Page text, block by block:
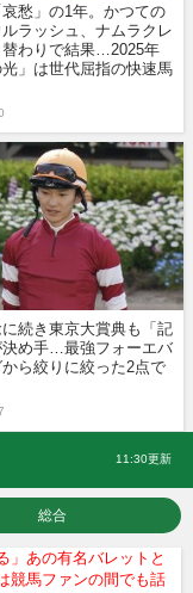
愁」の1年。かつての
ラッシュ、ナムラクレ
替わりで結果…2025年
光」は世代屈指の快速馬
続き東京大賞典も「記
決め手…最強フォーエバ
ら絞りに絞った2点で
11:30更新
総合
」あの有名バレットと
競馬ファンの間でも話